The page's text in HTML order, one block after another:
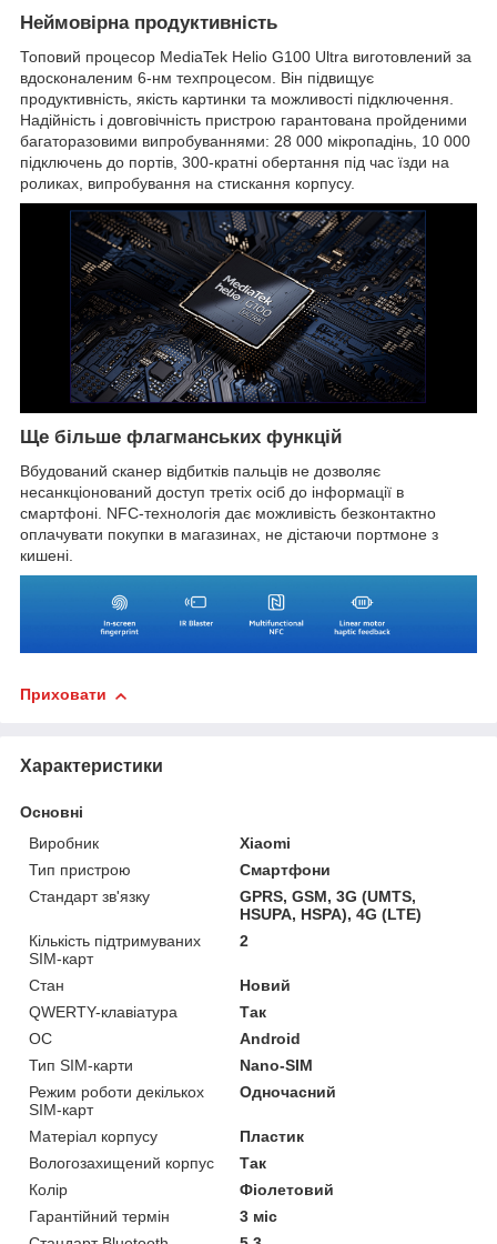
Неймовірна продуктивність
Топовий процесор MediaTek Helio G100 Ultra виготовлений за
вдосконаленим 6-нм техпроцесом. Він підвищує
продуктивність, якість картинки та можливості підключення.
Надійність і довговічність пристрою гарантована пройденими
багаторазовими випробуваннями: 28 000 мікропадінь, 10 000
підключень до портів, 300-кратні обертання під час їзди на
роликах, випробування на стискання корпусу.
Ще більше флагманських функцій
Вбудований сканер відбитків пальців не дозволяє
несанкціонований доступ третіх осіб до інформації в
смартфоні. NFC-технологія дає можливість безконтактно
оплачувати покупки в магазинах, не дістаючи портмоне з
кишені.
Приховати
Характеристики
Основні
Виробник
Xiaomi
Тип пристрою
Смартфони
Стандарт зв'язку
GPRS, GSM, 3G (UMTS,
HSUPA, HSPA), 4G (LTE)
Кількість підтримуваних
SIM-карт
2
Стан
Новий
QWERTY-клавіатура
Так
ОС
Android
Тип SIM-карти
Nano-SIM
Режим роботи декількох
SIM-карт
Одночасний
Матеріал корпусу
Пластик
Вологозахищений корпус
Так
Колір
Фіолетовий
Гарантійний термін
3 міс